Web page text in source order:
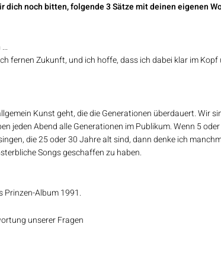
dich noch bitten, folgende 3 Sätze mit deinen eigenen
fernen Zukunft, und ich hoffe, dass ich dabei klar im Kopf
Kunst geht, die die Generationen überdauert. Wir
jeden Abend alle Generationen im Publikum. Wenn 5
die 25 oder 30 Jahre alt sind, dann denke ich
Songs geschaffen zu haben.
Prinzen-Album 1991.
unserer Fragen